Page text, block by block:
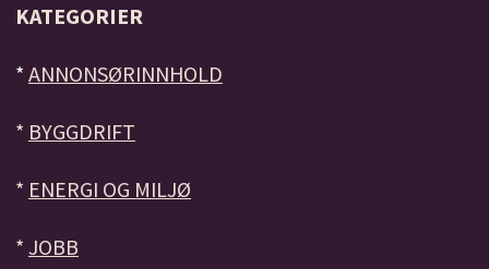
KATEGORIER
* ANNONSØRINNHOLD
* BYGGDRIFT
* ENERGI OG MILJØ
* JOBB